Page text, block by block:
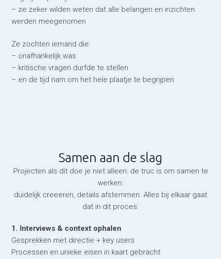
– ze zeker wilden weten dat alle belangen en inzichten
werden meegenomen
Ze zochten iemand die:
– onafhankelijk was
– kritische vragen durfde te stellen
– en de tijd nam om het hele plaatje te begrijpen
Samen aan de slag
Projecten als dit doe je niet alleen: de truc is om samen te
werken:
duidelijk creeeren, details afstemmen. Alles bij elkaar gaat
dat in dit proces:
1. Interviews & context ophalen
Gesprekken met directie + key users
Processen en unieke eisen in kaart gebracht